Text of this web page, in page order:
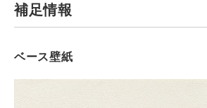
補足情報
ベース壁紙